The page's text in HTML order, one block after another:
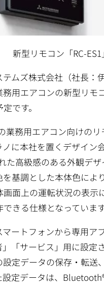
新型リモコン「RC-ES1」
ムズ株式会社（社長
用エアコンの新型リモ
です。
業務用エアコン向けの
に本社を置くデザイ
た高級感のある外観
基調とした本体色によ
面上の運転状況の表
きる仕様となっています
ートフォンから専用ア
「サービス」用に設
定データの保存・転
定データは、